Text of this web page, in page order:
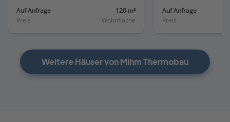
Auf Anfrage
Preis
120 m²
Wohnfläche
Auf Anfrage
Preis
Weitere Häuser von Mihm Thermobau